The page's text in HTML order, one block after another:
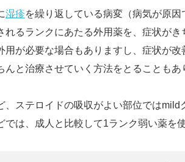
湿疹を繰り返している病変（病気が原
れるランクにあたる外用薬を、症状が
用が必要な場合もありますし、症状が
んと治療させていく方法をとることもあ
、ステロイドの吸収がよい部位では
では、成人と比較して1ランク弱い薬を